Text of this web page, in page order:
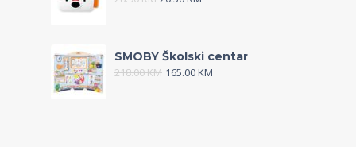
SMOBY Školski centar
218.00KM 165.00KM